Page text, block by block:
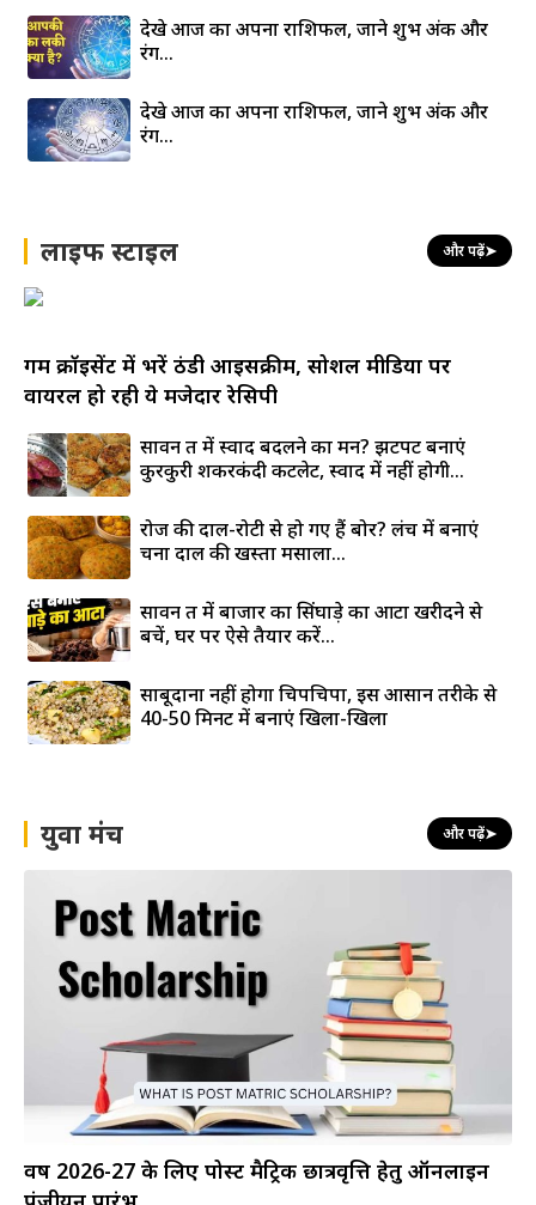
देखे आज का अपना राशिफल, जाने शुभ अंक और
रंग…
देखे आज का अपना राशिफल, जाने शुभ अंक और
रंग…
लाइफ स्टाइल और पढ़ें➤
गर्म क्रॉइसेंट में भरें ठंडी आइसक्रीम, सोशल मीडिया पर
वायरल हो रही ये मजेदार रेसिपी
सावन व्रत में स्वाद बदलने का मन? झटपट बनाएं
कुरकुरी शकरकंदी कटलेट, स्वाद में नहीं होगी...
रोज की दाल-रोटी से हो गए हैं बोर? लंच में बनाएं
चना दाल की खस्ता मसाला...
सावन व्रत में बाजार का सिंघाड़े का आटा खरीदने से
बचें, घर पर ऐसे तैयार करें...
साबूदाना नहीं होगा चिपचिपा, इस आसान तरीके से
40-50 मिनट में बनाएं खिला-खिला
युवा मंच और पढ़ें➤
वर्ष 2026-27 के लिए पोस्ट मैट्रिक छात्रवृत्ति हेतु ऑनलाइन